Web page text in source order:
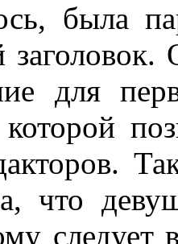
была
для
что
следует